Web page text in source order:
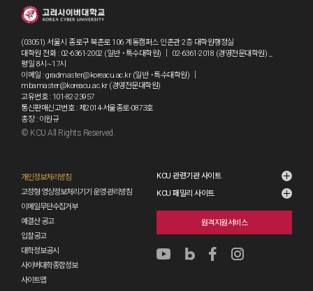
(03051) 서울시 종로구 북촌로 106 계동캠퍼스 인촌관 2층 대학원행정실
대학원 전화 : 02-6361-2002 (일반 ˙특수대학원) ｜ 02-6361-2018 (경영전문대학원) _
평일 8시~17시
이메일 : gradmaster@koreacu.ac.kr (일반 ˙특수대학원) ｜
mbamaster@koreacu.ac.kr (경영전문대학원)
고유번호 : 101-82-23957
통신판매신고번호 : 제2014-서울종로-0873호
총장 : 이원규
© KCU All Rights Reserved.
개인정보처리방침
고정형 영상정보처리기기 운영·관리방침
이메일무단수집거부
예결산 공고
입찰공고
대학정보공시
사이버대학종합정보
사이트맵
KCU 관련기관 사이트
KCU 패밀리 사이트
원격지원서비스